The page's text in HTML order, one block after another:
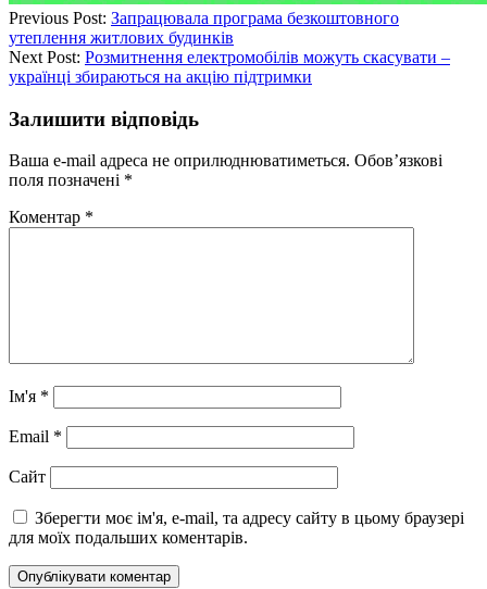
Previous Post: Запрацювала програма безкоштовного
утеплення житлових будинків
Next Post: Розмитнення електромобілів можуть скасувати –
українці збираються на акцію підтримки
Залишити відповідь
Ваша e-mail адреса не оприлюднюватиметься. Обов’язкові
поля позначені *
Коментар *
Ім'я *
Email *
Сайт
Зберегти моє ім'я, e-mail, та адресу сайту в цьому браузері
для моїх подальших коментарів.